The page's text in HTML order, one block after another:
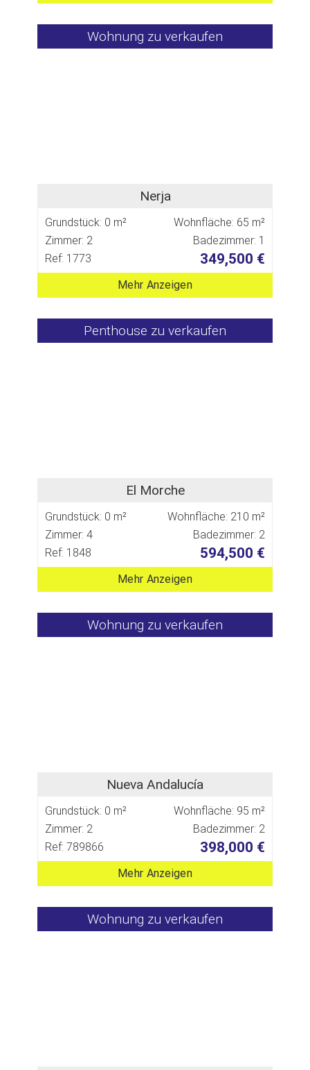
Wohnung zu verkaufen
Nerja
Grundstück: 0 m²
Wohnfläche: 65 m²
Zimmer: 2
Badezimmer: 1
Ref: 1773
349,500 €
Mehr Anzeigen
Penthouse zu verkaufen
El Morche
Grundstück: 0 m²
Wohnfläche: 210 m²
Zimmer: 4
Badezimmer: 2
Ref: 1848
594,500 €
Mehr Anzeigen
Wohnung zu verkaufen
Nueva Andalucía
Grundstück: 0 m²
Wohnfläche: 95 m²
Zimmer: 2
Badezimmer: 2
Ref: 789866
398,000 €
Mehr Anzeigen
Wohnung zu verkaufen